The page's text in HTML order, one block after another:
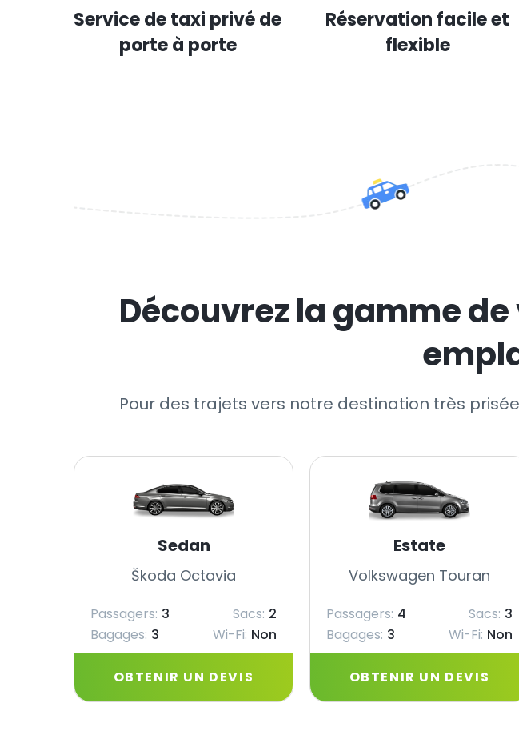
Service de taxi privé de
porte à porte
Réservation facile et
flexible
Découvrez la gamme
Pour des trajets vers notre destination très
Sedan
Škoda Octavia
Passagers: 3 Sacs: 2
Bagages: 3 Wi-Fi: Non
OBTENIR UN DEVIS
Estate
Volkswagen Touran
Passagers: 4 Sacs: 3
Bagages: 3 Wi-Fi: Non
OBTENIR UN DEVIS